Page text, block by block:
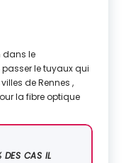
DES CAS IL